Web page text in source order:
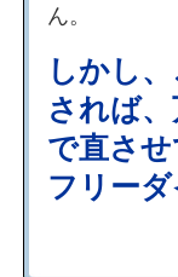
ん。
しかし
されば
で直さ
フリー